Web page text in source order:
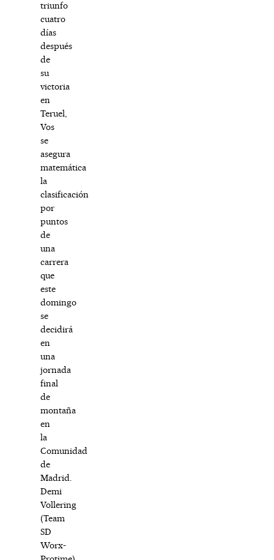
triunfo
cuatro
días
después
de
su
victoria
en
Teruel,
Vos
se
asegura
matemática
la
clasificación
por
puntos
de
una
carrera
que
este
domingo
se
decidirá
en
una
jornada
final
de
montaña
en
la
Comunidad
de
Madrid.
Demi
Vollering
(Team
SD
Worx-